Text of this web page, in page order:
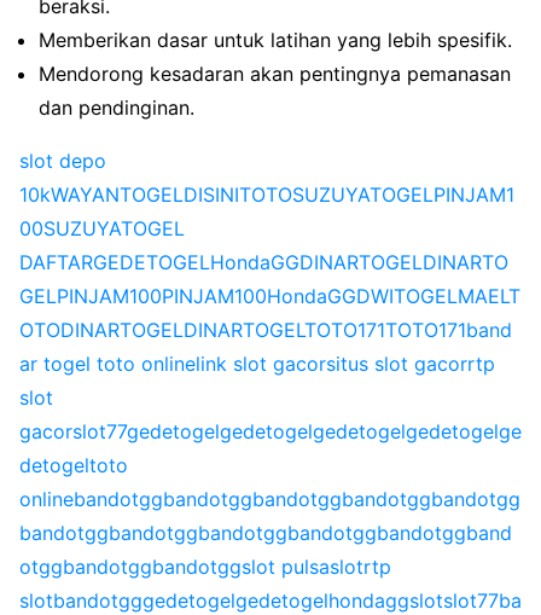
beraksi.
Memberikan dasar untuk latihan yang lebih spesifik.
Mendorong kesadaran akan pentingnya pemanasan
dan pendinginan.
slot depo
10kWAYANTOGELDISINITOTOSUZUYATOGELPINJAM1
00SUZUYATOGEL
DAFTARGEDETOGELHondaGGDINARTOGELDINARTO
GELPINJAM100PINJAM100HondaGGDWITOGELMAELT
OTODINARTOGELDINARTOGELTOTO171TOTO171band
ar togel toto onlinelink slot gacorsitus slot gacorrtp
slot
gacorslot77gedetogelgedetogelgedetogelgedetogelge
detogeltoto
onlinebandotggbandotggbandotggbandotggbandotgg
bandotggbandotggbandotggbandotggbandotggband
otggbandotggbandotggslot pulsaslotrtp
slotbandotgggedetogelgedetogelhondaggslotslot77ba